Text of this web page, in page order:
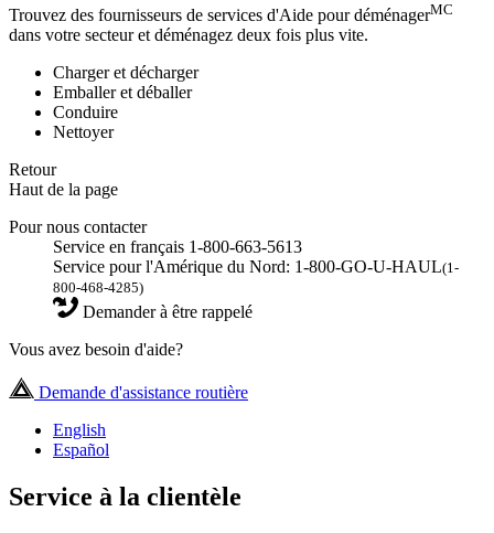
Trouvez des fournisseurs de services d'Aide pour déménagerMC
dans votre secteur et déménagez deux fois plus vite.
Charger et décharger
Emballer et déballer
Conduire
Nettoyer
Retour
Haut de la page
Pour nous contacter
Service en français 1-800-663-5613
Service pour l'Amérique du Nord: 1-800-GO-U-HAUL(1-
800-468-4285)
Demander à être rappelé
Vous avez besoin d'aide?
Demande d'assistance routière
English
Español
Service à la clientèle